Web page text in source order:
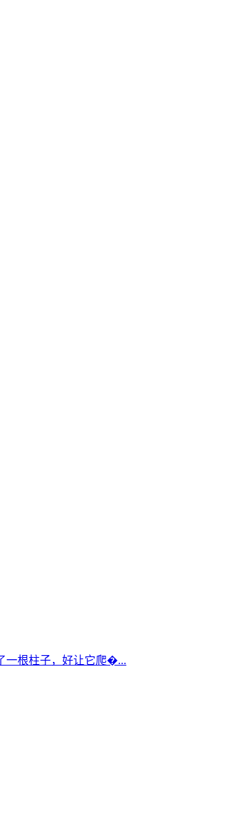
一根柱子，好让它爬�...